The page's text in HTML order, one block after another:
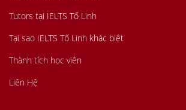
Tutors tại IELTS Tố Linh
Tại sao IELTS Tố Linh khác biệt
Thành tích học viên
Liên Hệ